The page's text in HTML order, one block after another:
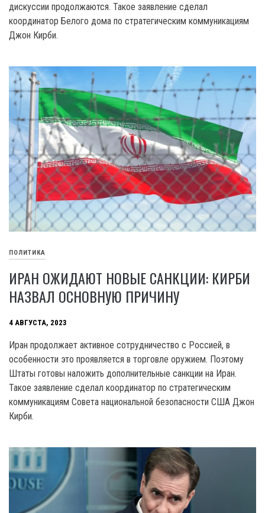
дискуссии продолжаются. Такое заявление сделал
координатор Белого дома по стратегическим коммуникациям
Джон Кирби.
ПОЛИТИКА
ИРАН ОЖИДАЮТ НОВЫЕ САНКЦИИ: КИРБИ
НАЗВАЛ ОСНОВНУЮ ПРИЧИНУ
4 АВГУСТА, 2023
Иран продолжает активное сотрудничество с Россией, в
особенности это проявляется в торговле оружием. Поэтому
Штаты готовы наложить дополнительные санкции на Иран.
Такое заявление сделал координатор по стратегическим
коммуникациям Совета национальной безопасности США Джон
Кирби.